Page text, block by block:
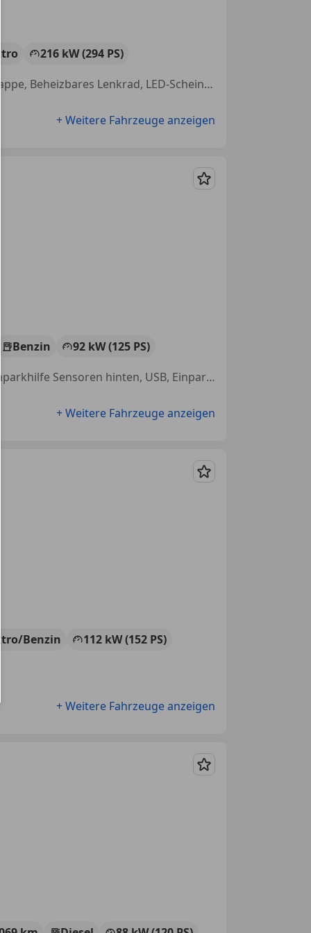
216 kW (294 PS)
Abstandstempomat, Tagfahrlicht, Garantie, Isofix, Elektrische Heckklappe, Beheizbares Lenkrad, LED-Scheinwerfer, Sitzheizung
+ Weitere Fahrzeuge anzeigen
Merken
Benzin
92 kW (125 PS)
Elektrische Heckklappe, Einparkhilfe Sensoren vorne, Sitzheizung, Einparkhilfe Sensoren hinten, USB, Einparkhilfe Rückfahrkamera, Beheizbares Lenkrad, Scheckheftgepflegt
+ Weitere Fahrzeuge anzeigen
Merken
Benzin
112 kW (152 PS)
+ Weitere Fahrzeuge anzeigen
Merken